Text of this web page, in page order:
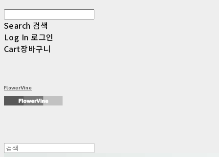
Search 검색
Log In 로그인
Cart장바구니
FlowerVine